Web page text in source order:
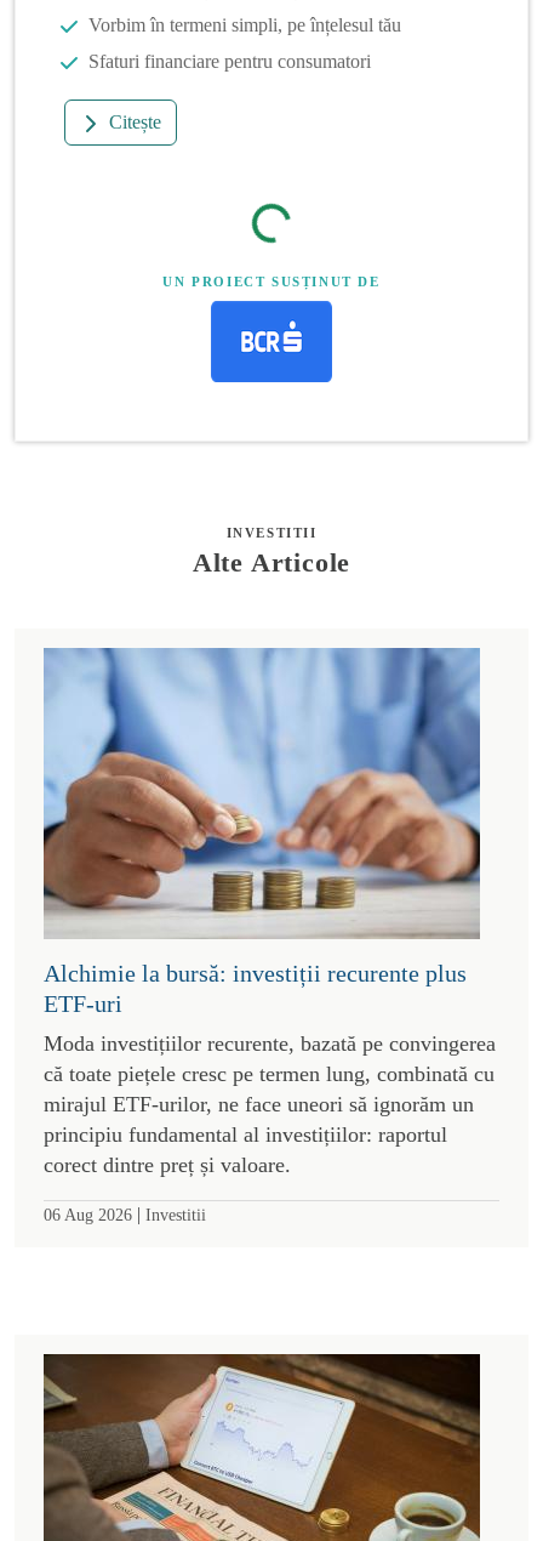
Vorbim în termeni simpli, pe înțelesul tău
Sfaturi financiare pentru consumatori
Citește
UN PROIECT SUSȚINUT DE
INVESTITII
Alte Articole
Alchimie la bursă: investiții recurente plus
ETF-uri
Moda investițiilor recurente, bazată pe convingerea
că toate piețele cresc pe termen lung, combinată cu
mirajul ETF-urilor, ne face uneori să ignorăm un
principiu fundamental al investițiilor: raportul
corect dintre preț și valoare.
06 Aug 2026 | Investitii